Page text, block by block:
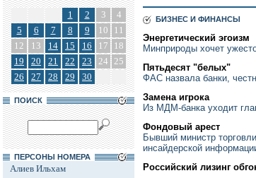
1 2 3
4
5
6 7 8 9 10
11
12
13 14 15 16 17
18
19
20 21 22 23 24 25
26
27 28 29 30
ПОИСК
ПЕРСОНЫ НОМЕРА
Алиев Ильхам
БИЗНЕС И ФИНАНСЫ
Энергетический эгоизм
Минприроды хочет
Пятьдесят "белых"
ФАС назвала банки,
Замена игрока
Из МДМ-банка уходит
Фондовый арест
Бывший министр
инсайдерской
Российский лизинг